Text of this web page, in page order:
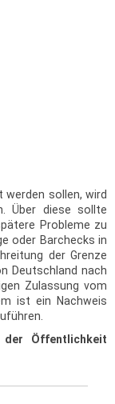
werden sollen, wird
Über diese sollte
Probleme zu
oder Barchecks in
der Grenze
Deutschland nach
Zulassung vom
ist ein Nachweis
Öffentlichkeit